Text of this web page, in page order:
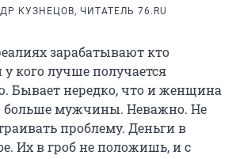
КУЗНЕЦОВ, ЧИТАТЕЛЬ 76.RU
зарабатывают кто
кого лучше получается
Бывает нередко, что и женщина
больше мужчины. Неважно. Не
проблему. Деньги в
Их в гроб не положишь, и с